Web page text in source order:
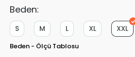
Beden:
XXL
XL
L
M
S
Beden - Ölçü Tablosu